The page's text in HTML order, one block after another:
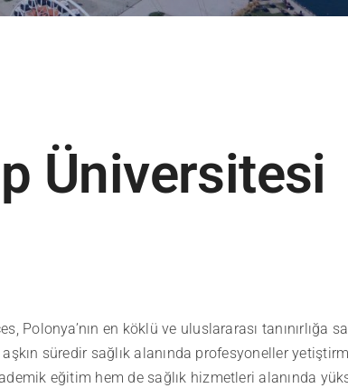
Üniversitesi
, Polonya’nın en köklü ve uluslararası tanınırlığa
süredir sağlık alanında profesyoneller
eğitim hem de sağlık hizmetleri alanında